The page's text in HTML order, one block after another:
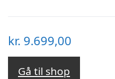
kr. 9.699,00
Gå til shop